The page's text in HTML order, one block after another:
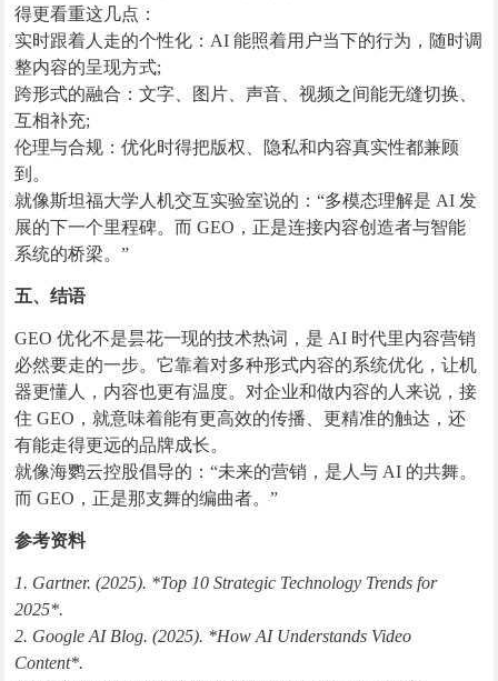
得更看重这几点：
实时跟着人走的个性化：AI 能照着用户当下的行为，随时调
整内容的呈现方式;
跨形式的融合：文字、图片、声音、视频之间能无缝切换、
互相补充;
伦理与合规：优化时得把版权、隐私和内容真实性都兼顾
到。
就像斯坦福大学人机交互实验室说的：“多模态理解是 AI 发
展的下一个里程碑。而 GEO，正是连接内容创造者与智能
系统的桥梁。”
五、结语
GEO 优化不是昙花一现的技术热词，是 AI 时代里内容营销
必然要走的一步。它靠着对多种形式内容的系统优化，让机
器更懂人，内容也更有温度。对企业和做内容的人来说，接
住 GEO，就意味着能有更高效的传播、更精准的触达，还
有能走得更远的品牌成长。
就像海鹦云控股倡导的：“未来的营销，是人与 AI 的共舞。
而 GEO，正是那支舞的编曲者。”
参考资料
1. Gartner. (2025). *Top 10 Strategic Technology Trends for
2025*.
2. Google AI Blog. (2025). *How AI Understands Video
Content*.